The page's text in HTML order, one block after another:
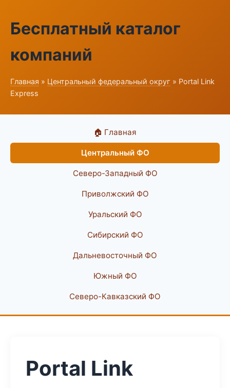
Бесплатный каталог
компаний
Главная » Центральный федеральный округ » Portal Link
Express
🏠 Главная
Центральный ФО
Северо-Западный ФО
Приволжский ФО
Уральский ФО
Сибирский ФО
Дальневосточный ФО
Южный ФО
Северо-Кавказский ФО
Portal Link